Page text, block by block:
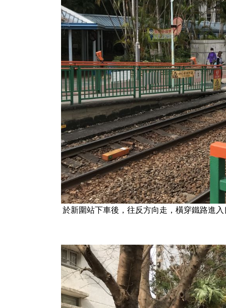
於新圍站下車後，往反方向走，橫穿鐵路進